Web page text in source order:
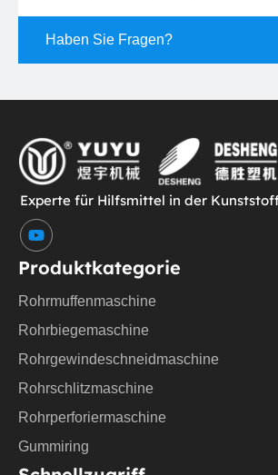
Haben Sie Fragen?
Experte für Hilfsmittel in der
Y
o
t
u
b
e
Produktkategorie
Rohrmuffenmaschine
Rohrbiegemaschine
Rohrgewindeschneidmaschine
Rohrschlitzmaschine
Rohrperforiermaschine
Gummiring